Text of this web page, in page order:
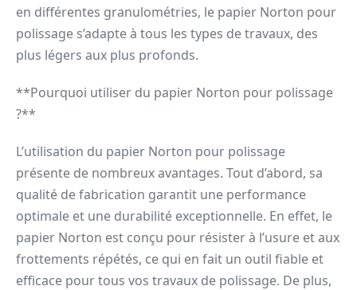
en différentes granulométries, le papier Norton pour
polissage s’adapte à tous les types de travaux, des
plus légers aux plus profonds.
**Pourquoi utiliser du papier Norton pour polissage
?**
L’utilisation du papier Norton pour polissage
présente de nombreux avantages. Tout d’abord, sa
qualité de fabrication garantit une performance
optimale et une durabilité exceptionnelle. En effet, le
papier Norton est conçu pour résister à l’usure et aux
frottements répétés, ce qui en fait un outil fiable et
efficace pour tous vos travaux de polissage. De plus,